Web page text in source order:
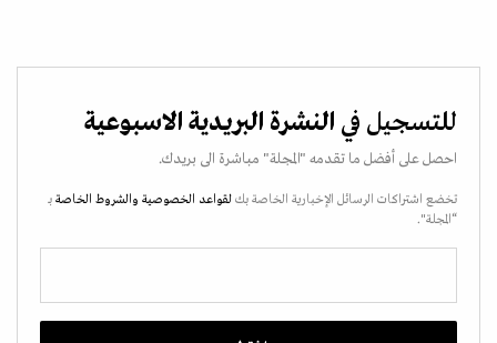
للتسجيل في النشرة البريدية الاسبوعية
احصل على أفضل ما تقدمه "المجلة" مباشرة الى بريدك.
تخضع اشتراكات الرسائل الإخبارية الخاصة بك لقواعد الخصوصية والشروط الخاصة بـ
“المجلة".